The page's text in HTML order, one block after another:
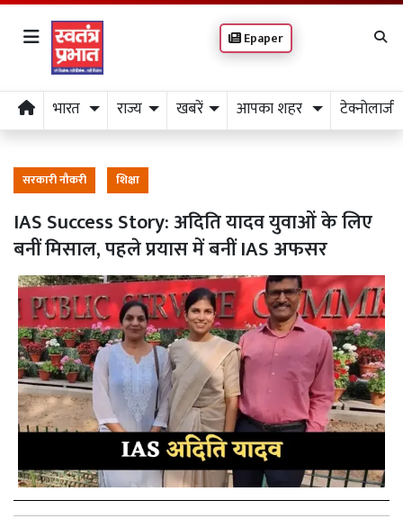
Epaper
भारत राज्य खबरें आपका शहर टेक्नोलाजी
सरकारी नौकरी शिक्षा
IAS Success Story: अदिति यादव युवाओं के लिए
बनीं मिसाल, पहले प्रयास में बनीं IAS अफसर